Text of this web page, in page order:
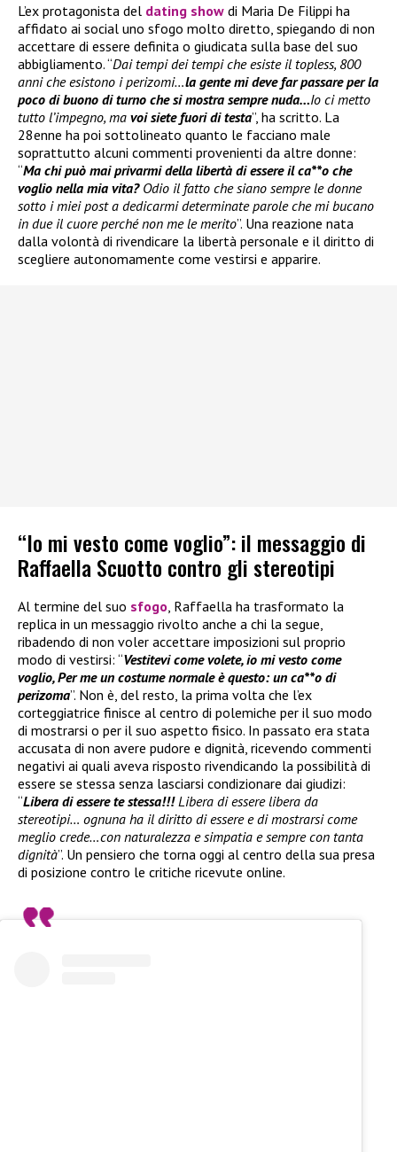
L’ex protagonista del dating show di Maria De Filippi ha
affidato ai social uno sfogo molto diretto, spiegando di non
accettare di essere definita o giudicata sulla base del suo
abbigliamento. “Dai tempi dei tempi che esiste il topless, 800
anni che esistono i perizomi…la gente mi deve far passare per la
poco di buono di turno che si mostra sempre nuda…Io ci metto
tutto l’impegno, ma voi siete fuori di testa”, ha scritto. La
28enne ha poi sottolineato quanto le facciano male
soprattutto alcuni commenti provenienti da altre donne:
“Ma chi può mai privarmi della libertà di essere il ca**o che
voglio nella mia vita? Odio il fatto che siano sempre le donne
sotto i miei post a dedicarmi determinate parole che mi bucano
in due il cuore perché non me le merito”. Una reazione nata
dalla volontà di rivendicare la libertà personale e il diritto di
scegliere autonomamente come vestirsi e apparire.
“Io mi vesto come voglio”: il messaggio di
Raffaella Scuotto contro gli stereotipi
Al termine del suo sfogo, Raffaella ha trasformato la
replica in un messaggio rivolto anche a chi la segue,
ribadendo di non voler accettare imposizioni sul proprio
modo di vestirsi: “Vestitevi come volete, io mi vesto come
voglio, Per me un costume normale è questo: un ca**o di
perizoma”. Non è, del resto, la prima volta che l’ex
corteggiatrice finisce al centro di polemiche per il suo modo
di mostrarsi o per il suo aspetto fisico. In passato era stata
accusata di non avere pudore e dignità, ricevendo commenti
negativi ai quali aveva risposto rivendicando la possibilità di
essere se stessa senza lasciarsi condizionare dai giudizi:
“Libera di essere te stessa!!!Libera di essere libera da
stereotipi… ognuna ha il diritto di essere e di mostrarsi come
meglio crede…con naturalezza e simpatia e sempre con tanta
dignità”. Un pensiero che torna oggi al centro della sua presa
di posizione contro le critiche ricevute online.